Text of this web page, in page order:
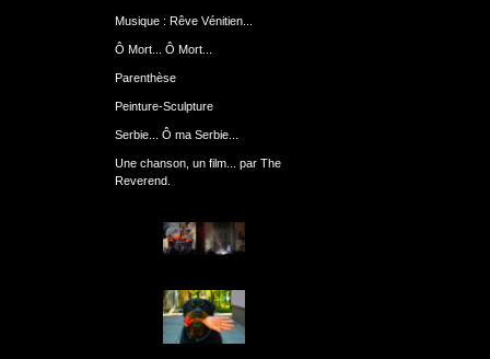
Musique : Rêve Vénitien...
Ô Mort... Ô Mort...
Parenthèse
Peinture-Sculpture
Serbie... Ô ma Serbie...
Une chanson, un film... par The
Reverend.